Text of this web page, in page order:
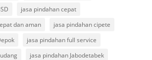
jasa pindahan cepat
dan aman
jasa pindahan cipete
jasa pindahan full service
jasa pindahan Jabodetabek